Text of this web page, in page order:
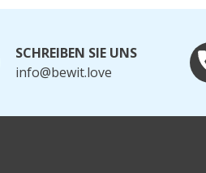
SCHREIBEN SIE UNS
info@bewit.love